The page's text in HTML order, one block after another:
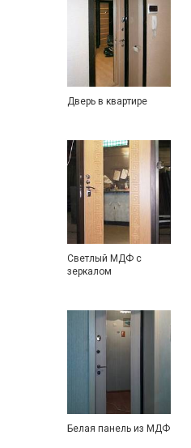
Дверь в квартире
Светлый МДФ с
зеркалом
Белая панель из МДФ